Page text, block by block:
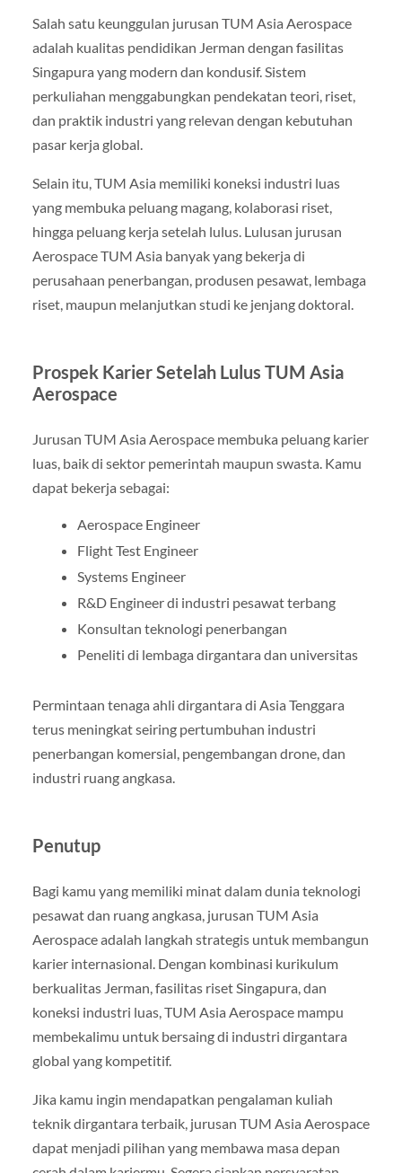
Salah satu keunggulan jurusan TUM Asia Aerospace
adalah kualitas pendidikan Jerman dengan fasilitas
Singapura yang modern dan kondusif. Sistem
perkuliahan menggabungkan pendekatan teori, riset,
dan praktik industri yang relevan dengan kebutuhan
pasar kerja global.
Selain itu, TUM Asia memiliki koneksi industri luas
yang membuka peluang magang, kolaborasi riset,
hingga peluang kerja setelah lulus. Lulusan jurusan
Aerospace TUM Asia banyak yang bekerja di
perusahaan penerbangan, produsen pesawat, lembaga
riset, maupun melanjutkan studi ke jenjang doktoral.
Prospek Karier Setelah Lulus TUM Asia
Aerospace
Jurusan TUM Asia Aerospace membuka peluang karier
luas, baik di sektor pemerintah maupun swasta. Kamu
dapat bekerja sebagai:
Aerospace Engineer
Flight Test Engineer
Systems Engineer
R&D Engineer di industri pesawat terbang
Konsultan teknologi penerbangan
Peneliti di lembaga dirgantara dan universitas
Permintaan tenaga ahli dirgantara di Asia Tenggara
terus meningkat seiring pertumbuhan industri
penerbangan komersial, pengembangan drone, dan
industri ruang angkasa.
Penutup
Bagi kamu yang memiliki minat dalam dunia teknologi
pesawat dan ruang angkasa, jurusan TUM Asia
Aerospace adalah langkah strategis untuk membangun
karier internasional. Dengan kombinasi kurikulum
berkualitas Jerman, fasilitas riset Singapura, dan
koneksi industri luas, TUM Asia Aerospace mampu
membekalimu untuk bersaing di industri dirgantara
global yang kompetitif.
Jika kamu ingin mendapatkan pengalaman kuliah
teknik dirgantara terbaik, jurusan TUM Asia Aerospace
dapat menjadi pilihan yang membawa masa depan